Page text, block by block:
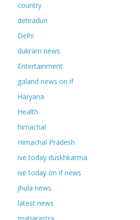
country
dehradun
Delhi
dukram news
Entertainment
galand news on if
Haryana
Health
himachal
Himachal Pradesh
ive today duskhkarma
ive today on if news
jhula news
latest news